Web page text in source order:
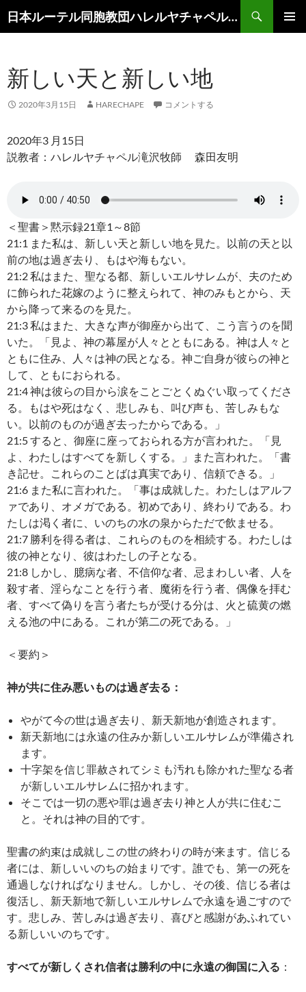
ン
ツ
へ
ス
ッ
プ
日本ルーテル同胞教団ハレルヤチャペル滝沢
索
新しい天と新しい地
2020年3月15日 HARECHAPE コメントする
2020年3 月15日
説教者：ハレルヤチャペル滝沢牧師 森田友明
＜聖書＞黙示録21章1～8節
21:1 また私は、新しい天と新しい地を見た。以前の天と以
前の地は過ぎ去り、もはや海もない。
21:2 私はまた、聖なる都、新しいエルサレムが、夫のため
に飾られた花嫁のように整えられて、神のみもとから、天
から降って来るのを見た。
21:3 私はまた、大きな声が御座から出て、こう言うのを聞
いた。「見よ、神の幕屋が人々とともにある。神は人々と
ともに住み、人々は神の民となる。神ご自身が彼らの神と
して、ともにおられる。
21:4 神は彼らの目から涙をことごとくぬぐい取ってくださ
る。もはや死はなく、悲しみも、叫び声も、苦しみもな
い。以前のものが過ぎ去ったからである。」
21:5 すると、御座に座っておられる方が言われた。「見
よ、わたしはすべてを新しくする。」また言われた。「書
き記せ。これらのことばは真実であり、信頼できる。」
21:6 また私に言われた。「事は成就した。わたしはアルフ
ァであり、オメガである。初めであり、終わりである。わ
たしは渇く者に、いのちの水の泉からただで飲ませる。
21:7 勝利を得る者は、これらのものを相続する。わたしは
彼の神となり、彼はわたしの子となる。
21:8 しかし、臆病な者、不信仰な者、忌まわしい者、人を
殺す者、淫らなことを行う者、魔術を行う者、偶像を拝む
者、すべて偽りを言う者たちが受ける分は、火と硫黄の燃
える池の中にある。これが第二の死である。」
＜要約＞
神が共に住み悪いものは過ぎ去る：
やがて今の世は過ぎ去り、新天新地が創造されます。
新天新地には永遠の住みか新しいエルサレムが準備され
ます。
十字架を信じ罪赦されてシミも汚れも除かれた聖なる者
が新しいエルサレムに招かれます。
そこでは一切の悪や罪は過ぎ去り神と人が共に住むこ
と。それは神の目的です。
聖書の約束は成就しこの世の終わりの時が来ます。信じる
者には、新しいいのちの始まりです。誰でも、第一の死を
通過しなければなりません。しかし、その後、信じる者は
復活し、新天新地で新しいエルサレムで永遠を過ごすので
す。悲しみ、苦しみは過ぎ去り、喜びと感謝があふれてい
る新しいいのちです。
すべてが新しくされ信者は勝利の中に永遠の御国に入る ：